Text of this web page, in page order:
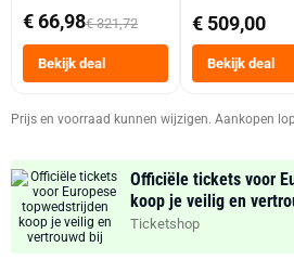
abonnement
€ 66,98€ 321,72
Bekijk deal
€ 509,00
Bekijk deal
Prijs en voorraad kunnen wijzigen. Aankopen
Officiële tickets voor
koop je veilig en
Ticketshop